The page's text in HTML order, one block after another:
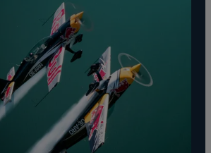
zu erwähnen, dass
beide Maschinen
eine Zulassung für
die Segelflugzeug
Doppelschlepp
besitzen.